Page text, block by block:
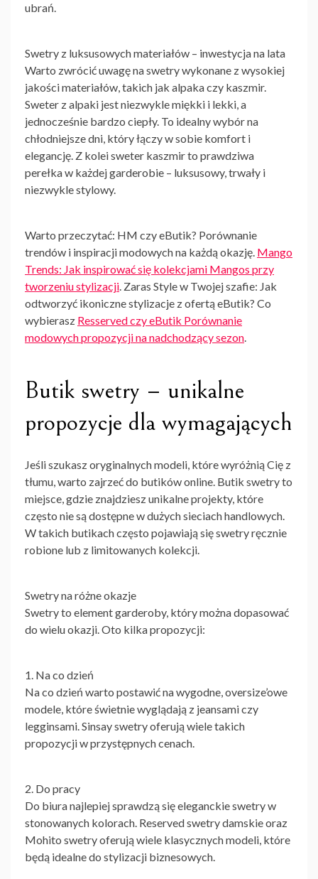
ubrań.
Swetry z luksusowych materiałów – inwestycja na lata
Warto zwrócić uwagę na swetry wykonane z wysokiej
jakości materiałów, takich jak alpaka czy kaszmir.
Sweter z alpaki jest niezwykle miękki i lekki, a
jednocześnie bardzo ciepły. To idealny wybór na
chłodniejsze dni, który łączy w sobie komfort i
elegancję. Z kolei sweter kaszmir to prawdziwa
perełka w każdej garderobie – luksusowy, trwały i
niezwykle stylowy.
Warto przeczytać: HM czy eButik? Porównanie
trendów i inspiracji modowych na każdą okazję. Mango
Trends: Jak inspirować się kolekcjami Mangos przy
tworzeniu stylizacji. Zaras Style w Twojej szafie: Jak
odtworzyć ikoniczne stylizacje z ofertą eButik? Co
wybierasz Resserved czy eButik Porównanie
modowych propozycji na nadchodzący sezon.
Butik swetry – unikalne
propozycje dla wymagających
Jeśli szukasz oryginalnych modeli, które wyróżnią Cię z
tłumu, warto zajrzeć do butików online. Butik swetry to
miejsce, gdzie znajdziesz unikalne projekty, które
często nie są dostępne w dużych sieciach handlowych.
W takich butikach często pojawiają się swetry ręcznie
robione lub z limitowanych kolekcji.
Swetry na różne okazje
Swetry to element garderoby, który można dopasować
do wielu okazji. Oto kilka propozycji:
1. Na co dzień
Na co dzień warto postawić na wygodne, oversize’owe
modele, które świetnie wyglądają z jeansami czy
legginsami. Sinsay swetry oferują wiele takich
propozycji w przystępnych cenach.
2. Do pracy
Do biura najlepiej sprawdzą się eleganckie swetry w
stonowanych kolorach. Reserved swetry damskie oraz
Mohito swetry oferują wiele klasycznych modeli, które
będą idealne do stylizacji biznesowych.